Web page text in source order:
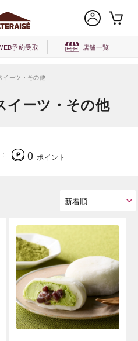
予約受取 店舗一覧
イーツ・その他
イーツ・その他
0 ポイント